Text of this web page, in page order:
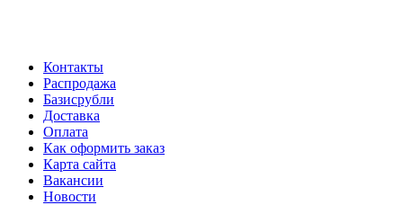
Контакты
Распродажа
Базисрубли
Доставка
Оплата
Как оформить заказ
Карта сайта
Вакансии
Новости